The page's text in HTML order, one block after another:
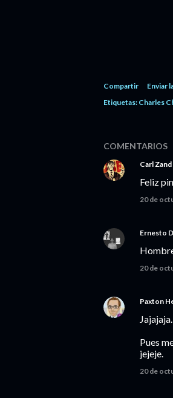
Compartir
Enviar
Etiquetas: Charles
COMENTARIOS
Carl Zand
Feliz
20 de
Ernesto
20 de
Paxton
Jajajaja.
Pues
jejeje.
20 de